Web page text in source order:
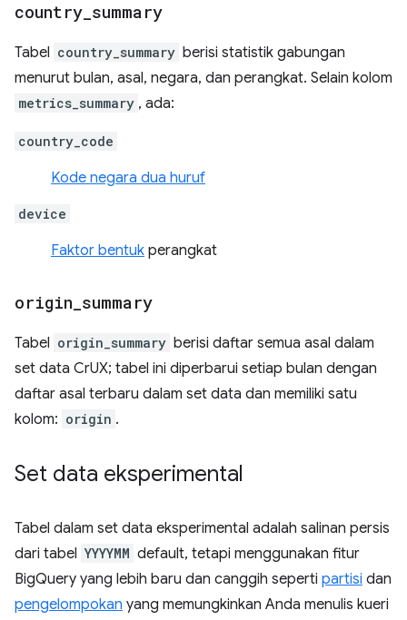
country summary
Tabel country_summary berisi statistik gabungan
menurut bulan, asal, negara, dan perangkat. Selain kolom
metrics_summary , ada:
country_code
Kode negara dua huruf
device
Faktor bentuk perangkat
origin summary
Tabel origin_summary berisi daftar semua asal dalam
set data CrUX; tabel ini diperbarui setiap bulan dengan
daftar asal terbaru dalam set data dan memiliki satu
kolom: origin .
Set data eksperimental
Tabel dalam set data eksperimental adalah salinan persis
dari tabel YYYYMM default, tetapi menggunakan fitur
BigQuery yang lebih baru dan canggih seperti partisi dan
pengelompokan yang memungkinkan Anda menulis kueri